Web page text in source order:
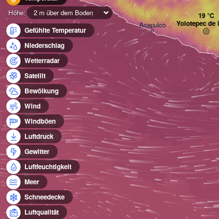
Höhe:
2 m über dem Boden
Gefühlte Temperatur
Niederschlag
Wetterradar
Satellit
Bewölkung
Wind
Windböen
Luftdruck
Gewitter
Luftfeuchtigkeit
Meer
Schneedecke
Luftqualität
Acapulco Yolotepec de